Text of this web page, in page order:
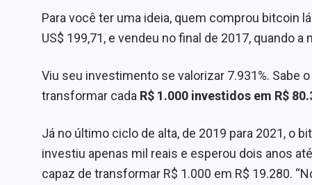
Para você ter uma ideia, quem comprou bitcoin
US$ 199,71, e vendeu no final de 2017, quando
Viu seu investimento se valorizar 7.931%. Sabe
transformar cada R$ 1.000 investidos em R$
Já no último ciclo de alta, de 2019 para 2021, o
investiu apenas mil reais e esperou dois anos
capaz de transformar R$ 1.000 em R$ 19.280.